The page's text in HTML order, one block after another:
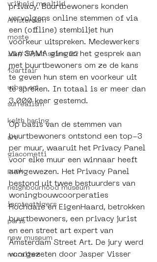
vrijheid maaltijd
Amsterdam
moste
l&#39;art seine 22
13artfair
urban art
surrealism
keith haring
art
giacometti
punk
neighbourhood museum
iprotecttigers
paris
new museum
muralism
privacy. Buurtbewoners konden
vervolgens online stemmen of via
een (offline) stembiljet hun
voorkeur uitspreken. Medewerkers
van SAMA gingen het gesprek aan
met buurtbewoners om ze de kans
te geven hun stem en voorkeur uit
te spreken. In totaal is er meer dan
3.000 keer gestemd.
Op basis van de stemmen van
buurtbewoners ontstond een top-3
per muur, waaruit het Privacy Panel
voor elke muur een winnaar heeft
aangewezen. Het Privacy Panel
bestond uit twee bestuurders van
woningbouwcoorperaties
Rochdale en EigenHaard, betrokken
buurtbewoners, een privacy jurist
en een street art expert van
Amsterdam Street Art. De jury werd
voorgezeten door Jasper Visser